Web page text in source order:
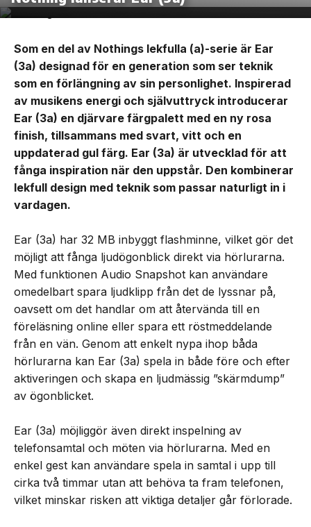
Som en del av Nothings lekfulla (a)-serie är Ear
(3a) designad för en generation som ser teknik
som en förlängning av sin personlighet. Inspirerad
av musikens energi och självuttryck introducerar
Ear (3a) en djärvare färgpalett med en ny rosa
finish, tillsammans med svart, vitt och en
uppdaterad gul färg. Ear (3a) är utvecklad för att
fånga inspiration när den uppstår. Den kombinerar
lekfull design med teknik som passar naturligt in i
vardagen.
Ear (3a) har 32 MB inbyggt flashminne, vilket gör det
möjligt att fånga ljudögonblick direkt via hörlurarna.
Med funktionen Audio Snapshot kan användare
omedelbart spara ljudklipp från det de lyssnar på,
oavsett om det handlar om att återvända till en
föreläsning online eller spara ett röstmeddelande
från en vän. Genom att enkelt nypa ihop båda
hörlurarna kan Ear (3a) spela in både före och efter
aktiveringen och skapa en ljudmässig ”skärmdump”
av ögonblicket.
Ear (3a) möjliggör även direkt inspelning av
telefonsamtal och möten via hörlurarna. Med en
enkel gest kan användare spela in samtal i upp till
cirka två timmar utan att behöva ta fram telefonen,
vilket minskar risken att viktiga detaljer går förlorade.